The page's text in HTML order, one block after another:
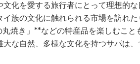
文化を愛する旅行者にとって理想的
イ族の文化に触れられる市場を訪れ
焼き」**などの特産品を楽しむこと
大な自然、多様な文化を持つサパは